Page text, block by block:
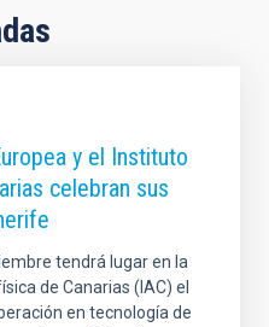
y el Instituto
celebran sus
tendrá lugar en la
de Canarias (IAC) el
en tecnología de